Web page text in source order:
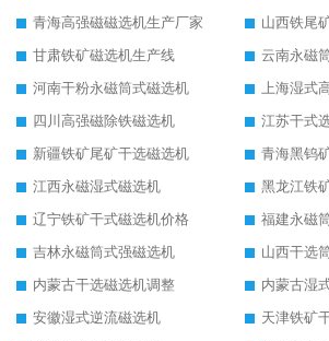
青海高强磁磁选机生产厂家
山西铁尾
甘肃铁矿磁选机生产线
云南永磁
河南干粉永磁筒式磁选机
上海湿式
四川高强磁除铁磁选机
江苏干式
新疆铁矿尾矿干选磁选机
青海黑钨
江西永磁湿式磁选机
黑龙江铁
辽宁铁矿干式磁选机价格
福建永磁
吉林永磁筒式强磁选机
山西干选
内蒙古干选磁选机调整
内蒙古湿
安徽湿式逆流磁选机
天津铁矿